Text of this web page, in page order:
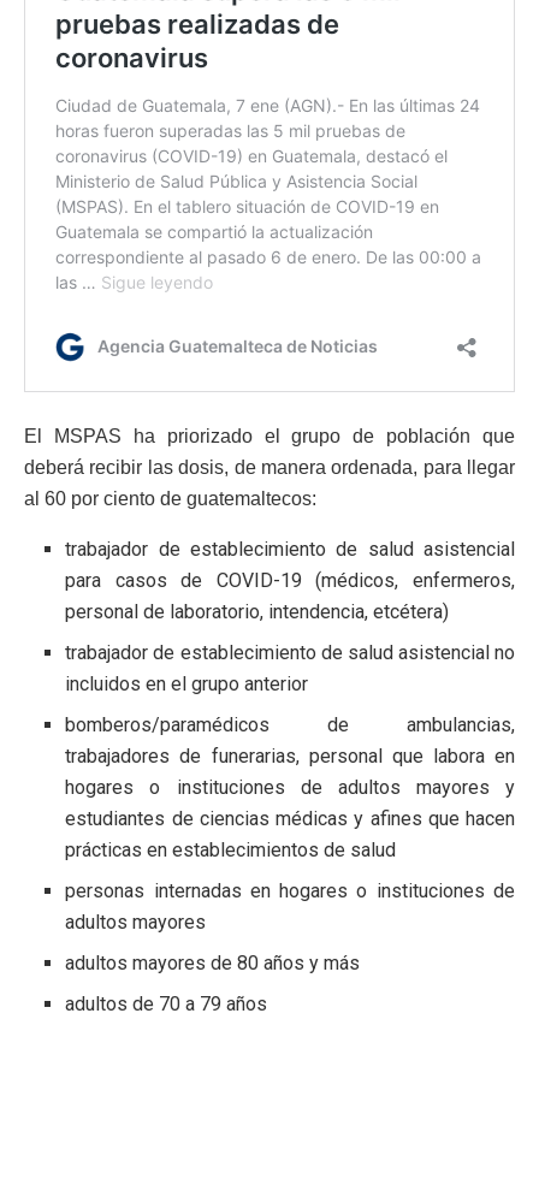
El MSPAS ha priorizado el grupo de población que
deberá recibir las dosis, de manera ordenada, para llegar
al 60 por ciento de guatemaltecos:
trabajador de establecimiento de salud asistencial
para casos de COVID-19 (médicos, enfermeros,
personal de laboratorio, intendencia, etcétera)
trabajador de establecimiento de salud asistencial no
incluidos en el grupo anterior
bomberos/paramédicos de ambulancias,
trabajadores de funerarias, personal que labora en
hogares o instituciones de adultos mayores y
estudiantes de ciencias médicas y afines que hacen
prácticas en establecimientos de salud
personas internadas en hogares o instituciones de
adultos mayores
adultos mayores de 80 años y más
adultos de 70 a 79 años